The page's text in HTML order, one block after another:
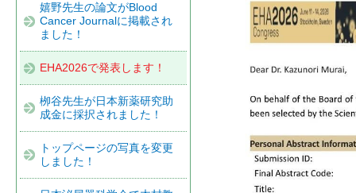
嬉野先生の論文がBlood
Cancer Journalに掲載され
ました！
EHA2026で発表します！
栁谷先生が日本新薬研究助
成金に採択されました！
トップページの写真を変更
しました！